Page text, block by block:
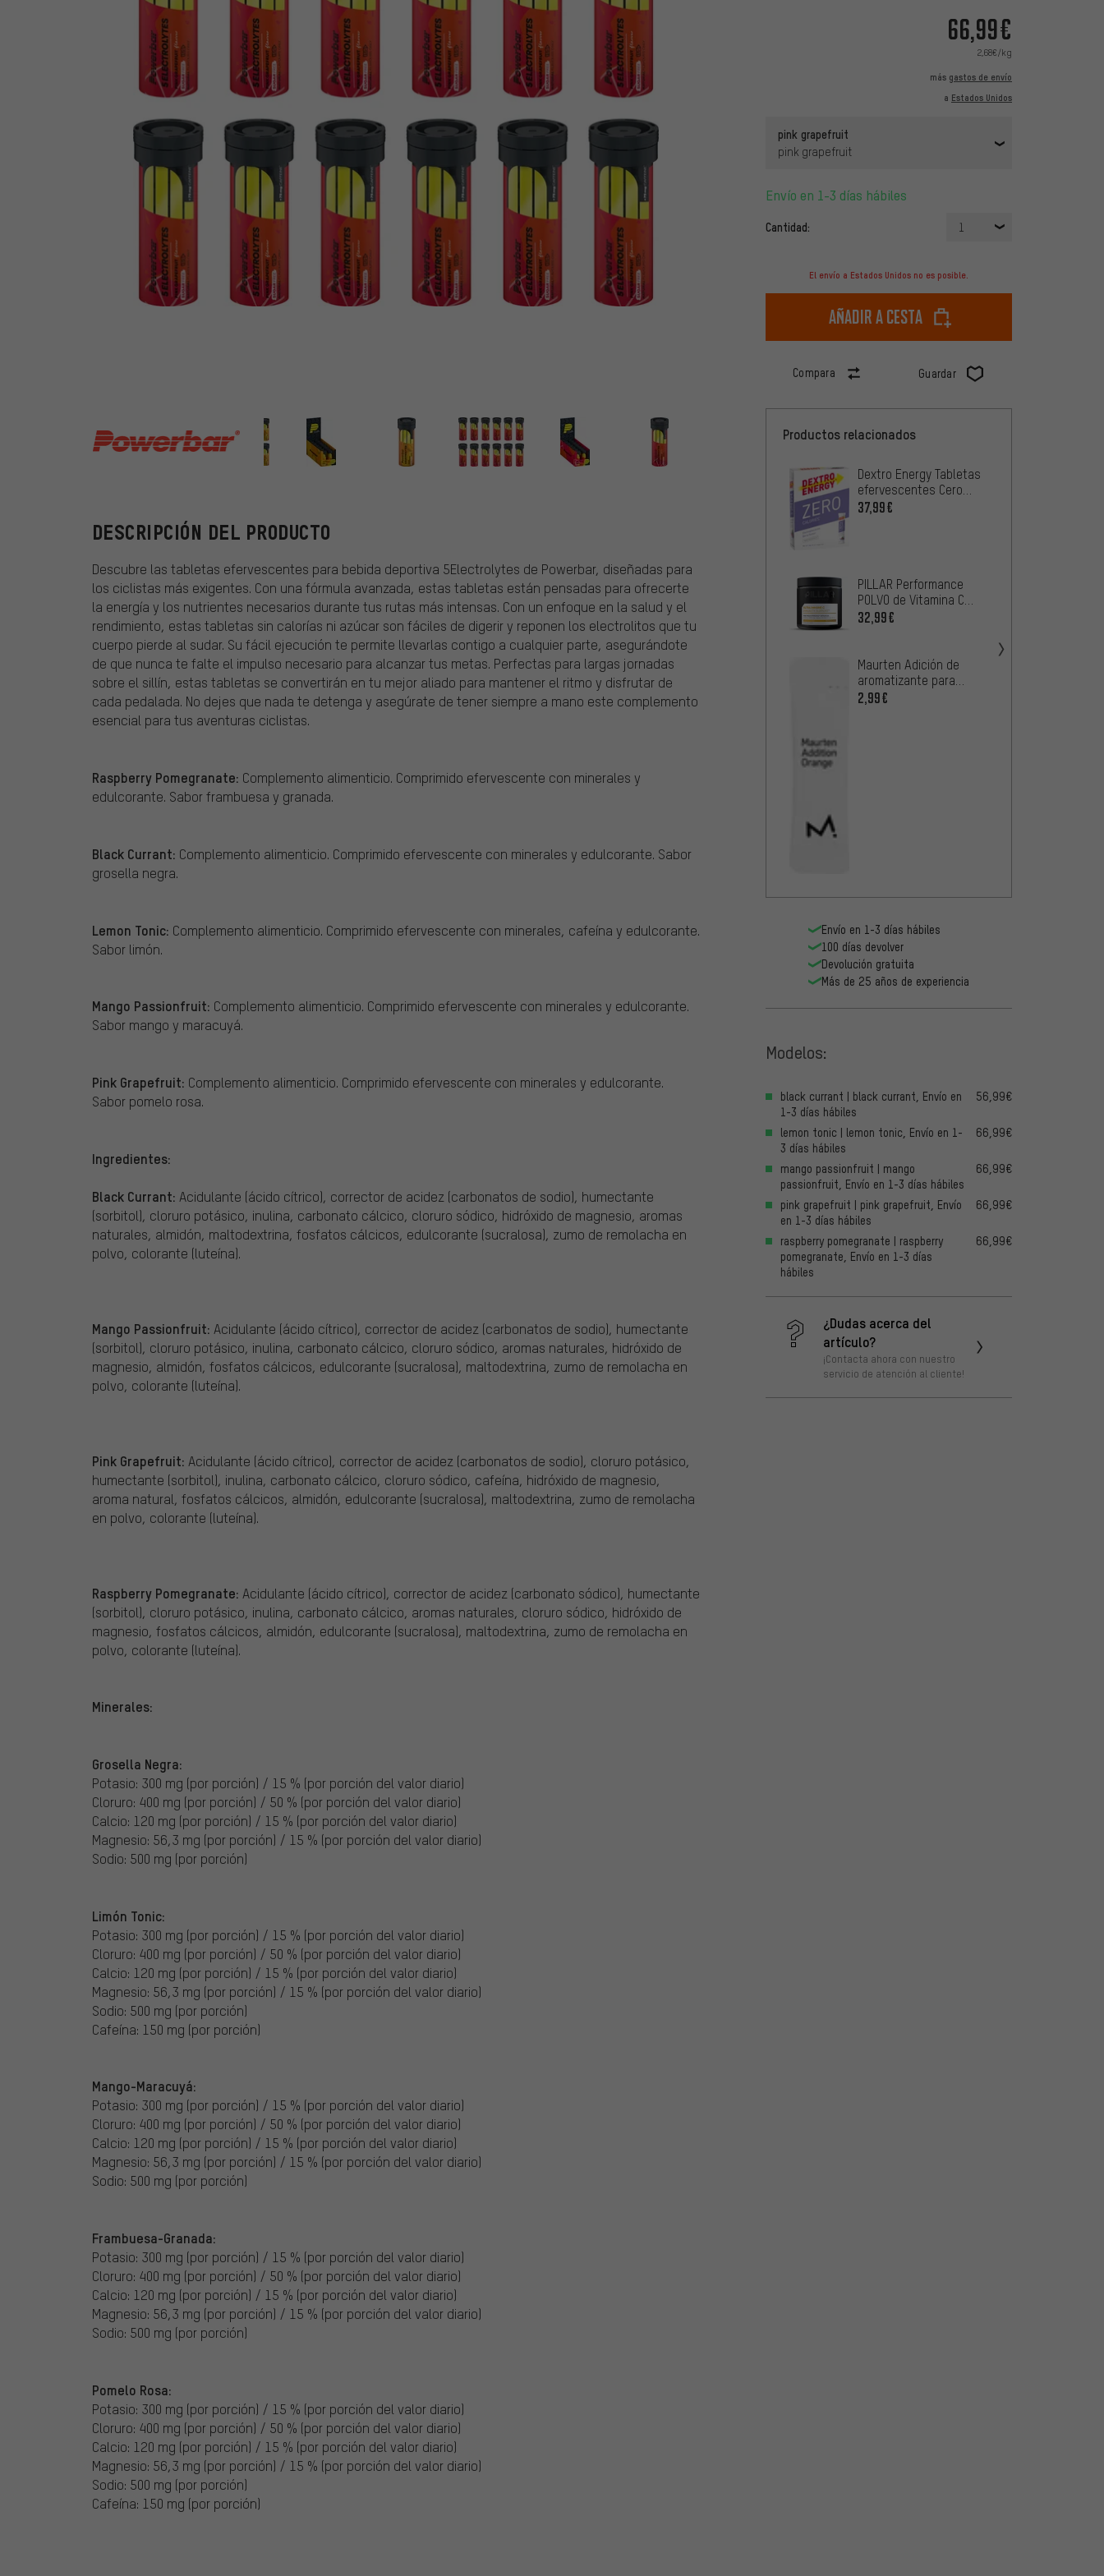
66,99€
2,68€/kg
más gastos de envío
a Estados Unidos
pink grapefruit
pink grapefruit
Envío en 1-3 días hábiles
Cantidad: 1
El envío a Estados Unidos no es posible.
Añadir a cesta
Compara Guardar
Powerbar
DESCRIPCIÓN DEL PRODUCTO
Descubre las tabletas efervescentes para bebida deportiva 5Electrolytes de Powerbar, diseñadas para
los ciclistas más exigentes. Con una fórmula avanzada, estas tabletas están pensadas para ofrecerte
la energía y los nutrientes necesarios durante tus rutas más intensas. Con un enfoque en la salud y el
rendimiento, estas tabletas sin calorías ni azúcar son fáciles de digerir y reponen los electrolitos que tu
cuerpo pierde al sudar. Su fácil ejecución te permite llevarlas contigo a cualquier parte, asegurándote
de que nunca te falte el impulso necesario para alcanzar tus metas. Perfectas para largas jornadas
sobre el sillín, estas tabletas se convertirán en tu mejor aliado para mantener el ritmo y disfrutar de
cada pedalada. No dejes que nada te detenga y asegúrate de tener siempre a mano este complemento
esencial para tus aventuras ciclistas.
Raspberry Pomegranate: Complemento alimenticio. Comprimido efervescente con minerales y
edulcorante. Sabor frambuesa y granada.
Black Currant: Complemento alimenticio. Comprimido efervescente con minerales y edulcorante. Sabor
grosella negra.
Lemon Tonic: Complemento alimenticio. Comprimido efervescente con minerales, cafeína y edulcorante.
Sabor limón.
Mango Passionfruit: Complemento alimenticio. Comprimido efervescente con minerales y edulcorante.
Sabor mango y maracuyá.
Pink Grapefruit: Complemento alimenticio. Comprimido efervescente con minerales y edulcorante.
Sabor pomelo rosa.
Ingredientes:
Black Currant: Acidulante (ácido cítrico), corrector de acidez (carbonatos de sodio), humectante
(sorbitol), cloruro potásico, inulina, carbonato cálcico, cloruro sódico, hidróxido de magnesio, aromas
naturales, almidón, maltodextrina, fosfatos cálcicos, edulcorante (sucralosa), zumo de remolacha en
polvo, colorante (luteína).
Mango Passionfruit: Acidulante (ácido cítrico), corrector de acidez (carbonatos de sodio), humectante
(sorbitol), cloruro potásico, inulina, carbonato cálcico, cloruro sódico, aromas naturales, hidróxido de
magnesio, almidón, fosfatos cálcicos, edulcorante (sucralosa), maltodextrina, zumo de remolacha en
polvo, colorante (luteína).
Pink Grapefruit: Acidulante (ácido cítrico), corrector de acidez (carbonatos de sodio), cloruro potásico,
humectante (sorbitol), inulina, carbonato cálcico, cloruro sódico, cafeína, hidróxido de magnesio,
aroma natural, fosfatos cálcicos, almidón, edulcorante (sucralosa), maltodextrina, zumo de remolacha
en polvo, colorante (luteína).
Raspberry Pomegranate: Acidulante (ácido cítrico), corrector de acidez (carbonato sódico), humectante
(sorbitol), cloruro potásico, inulina, carbonato cálcico, aromas naturales, cloruro sódico, hidróxido de
magnesio, fosfatos cálcicos, almidón, edulcorante (sucralosa), maltodextrina, zumo de remolacha en
polvo, colorante (luteína).
Minerales:
Grosella Negra:
Potasio: 300 mg (por porción) / 15 % (por porción del valor diario)
Cloruro: 400 mg (por porción) / 50 % (por porción del valor diario)
Calcio: 120 mg (por porción) / 15 % (por porción del valor diario)
Magnesio: 56,3 mg (por porción) / 15 % (por porción del valor diario)
Sodio: 500 mg (por porción)
Limón Tonic:
Potasio: 300 mg (por porción) / 15 % (por porción del valor diario)
Cloruro: 400 mg (por porción) / 50 % (por porción del valor diario)
Calcio: 120 mg (por porción) / 15 % (por porción del valor diario)
Magnesio: 56,3 mg (por porción) / 15 % (por porción del valor diario)
Sodio: 500 mg (por porción)
Cafeína: 150 mg (por porción)
Mango-Maracuyá:
Potasio: 300 mg (por porción) / 15 % (por porción del valor diario)
Cloruro: 400 mg (por porción) / 50 % (por porción del valor diario)
Calcio: 120 mg (por porción) / 15 % (por porción del valor diario)
Magnesio: 56,3 mg (por porción) / 15 % (por porción del valor diario)
Sodio: 500 mg (por porción)
Frambuesa-Granada:
Potasio: 300 mg (por porción) / 15 % (por porción del valor diario)
Cloruro: 400 mg (por porción) / 50 % (por porción del valor diario)
Calcio: 120 mg (por porción) / 15 % (por porción del valor diario)
Magnesio: 56,3 mg (por porción) / 15 % (por porción del valor diario)
Sodio: 500 mg (por porción)
Pomelo Rosa:
Potasio: 300 mg (por porción) / 15 % (por porción del valor diario)
Cloruro: 400 mg (por porción) / 50 % (por porción del valor diario)
Calcio: 120 mg (por porción) / 15 % (por porción del valor diario)
Magnesio: 56,3 mg (por porción) / 15 % (por porción del valor diario)
Sodio: 500 mg (por porción)
Cafeína: 150 mg (por porción)
Productos relacionados
Dextro Energy Tabletas
efervescentes Cero
Calorías - 12 unidades
37,99€
PILLAR Performance
POLVO de Vitamina C
Ultra Inmune
32,99€
Maurten Adición de
aromatizante para
mezcla de bebidas 6x2g
2,99€
Envío en 1-3 días hábiles
100 días devolver
Devolución gratuita
Más de 25 años de experiencia
Modelos:
black currant | black currant, Envío en
1-3 días hábiles
56,99€
lemon tonic | lemon tonic, Envío en 1-
3 días hábiles
66,99€
mango passionfruit | mango
passionfruit, Envío en 1-3 días hábiles
66,99€
pink grapefruit | pink grapefruit, Envío
en 1-3 días hábiles
66,99€
raspberry pomegranate | raspberry
pomegranate, Envío en 1-3 días
hábiles
66,99€
¿Dudas acerca del
artículo?
¡Contacta ahora con nuestro
servicio de atención al cliente!